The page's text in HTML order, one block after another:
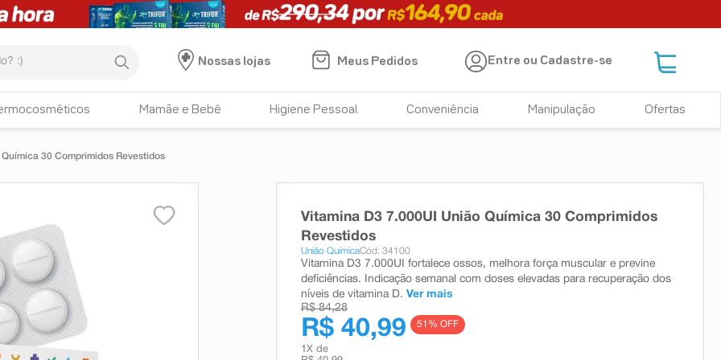
Nossas lojas
Meus Pedidos Entre ou Cadastre-se
Mamãe e Bebê Higiene Pessoal Conveniência Manipulação Ofertas
30 Comprimidos Revestidos
Vitamina D3 7.000UI União Química 30 Comprimidos
Revestidos
União QuímicaCód: 34100
Vitamina D3 7.000UI fortalece ossos, melhora força muscular e previne
deficiências. Indicação semanal com doses elevadas para recuperação dos
níveis de vitamina D. Ver mais
R$ 84,28
R$ 40,99 51 % OFF
1 X de